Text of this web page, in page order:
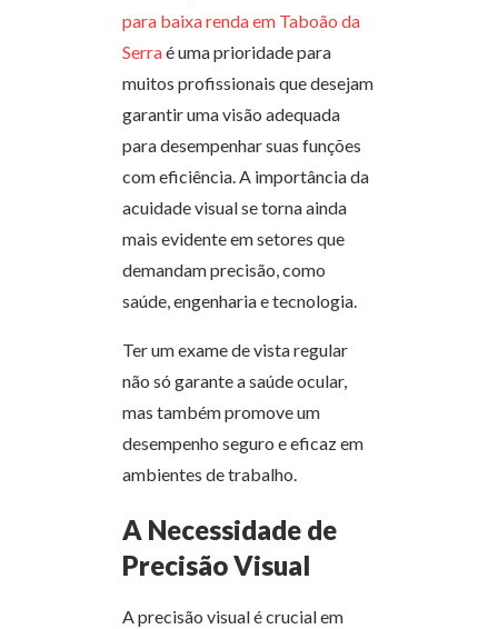
para baixa renda em Taboão da
Serraé uma prioridade para
muitos profissionais que desejam
garantir uma visão adequada
para desempenhar suas funções
com eficiência. A importância da
acuidade visual se torna ainda
mais evidente em setores que
demandam precisão, como
saúde, engenharia e tecnologia.
Ter um exame de vista regular
não só garante a saúde ocular,
mas também promove um
desempenho seguro e eficaz em
ambientes de trabalho.
A Necessidade de
Precisão Visual
A precisão visual é crucial em